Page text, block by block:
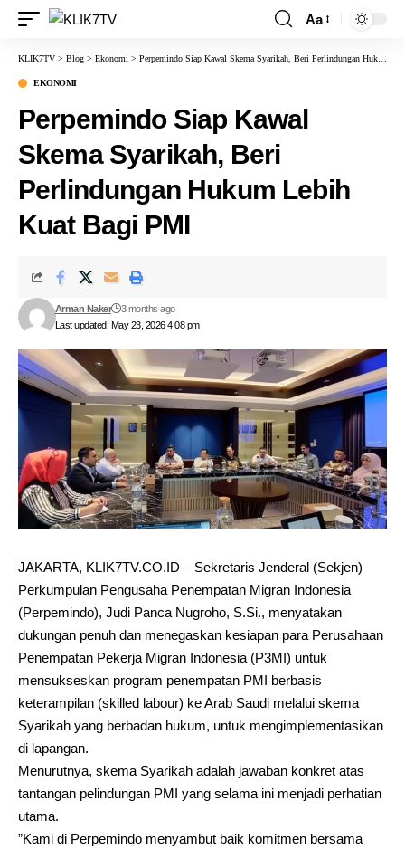
Aa
KLIK7TV > Blog > Ekonomi > Perpemindo Siap Kawal Skema Syarikah, Beri Perlindungan Hukum Lebih Kuat Bagi PMI
EKONOMI
Perpemindo Siap Kawal
Skema Syarikah, Beri
Perlindungan Hukum Lebih
Kuat Bagi PMI
Last updated: May 23, 2026 4:08 pm
Arman Naker 3 months ago
JAKARTA, KLIK7TV.CO.ID – Sekretaris Jenderal (Sekjen)
Perkumpulan Pengusaha Penempatan Migran Indonesia
(Perpemindo), Judi Panca Nugroho, S.Si., menyatakan
dukungan penuh dan menegaskan kesiapan para Perusahaan
Penempatan Pekerja Migran Indonesia (P3MI) untuk
mensukseskan program penempatan PMI berbasis
keterampilan (skilled labour) ke Arab Saudi melalui skema
Syarikah yang berbadan hukum, untuk mengimplementasikan
di lapangan.
Menurutnya, skema Syarikah adalah jawaban konkret atas
tantangan pelindungan PMI yang selama ini menjadi perhatian
utama.
​”Kami di Perpemindo menyambut baik komitmen bersama